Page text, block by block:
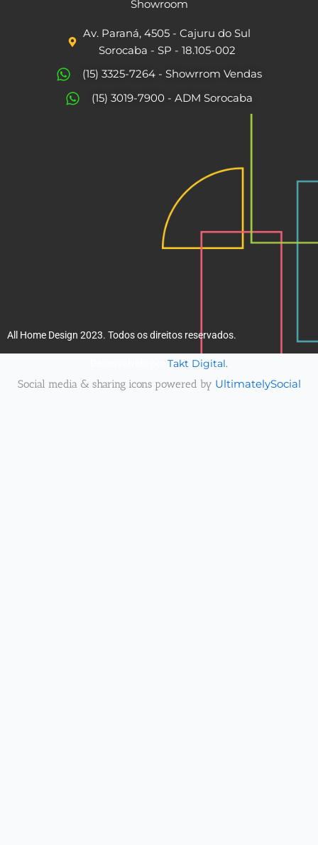
e
b
o
o
t
a
g
r
Showroom
Av. Paraná, 4505 - Cajuru do Sul
Sorocaba - SP - 18.105-002
(15) 3325-7264 - Showrrom Vendas
(15) 3019-7900 - ADM Sorocaba
All Home Design 2023. Todos os direitos reservados.
Takt Digital.
Social media & sharing icons powered by UltimatelySocial